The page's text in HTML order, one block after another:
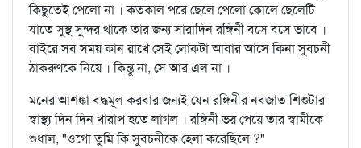
কিছুতেই পেলো না । কতকাল পরে ছেলে পেলো কোলে ছেলেটি
যাতে সুস্থ সুন্দর থাকে তার জন্য সারাদিন রঙ্গিনী বসে বসে ভাবে ।
বাইরে সব সময় কান রাখে সেই লোকটা আবার আসে কিনা সুবচনী
ঠাকরুণকে নিয়ে । কিন্তু না, সে আর এল না ।
মনের আশঙ্কা বদ্ধমূল করবার জন্যই যেন রঙ্গিনীর নবজাত শিশুটার
স্বাস্থ্য দিন দিন খারাপ হতে লাগল । রঙ্গিনী ভয় পেয়ে তার স্বামীকে
শুধাল, "ওগো তুমি কি সুবচনীকে হেলা করেছিলে ?"